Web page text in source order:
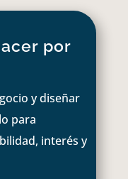
por
y diseñar
para
interés y